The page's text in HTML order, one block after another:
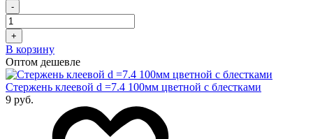
-
+
В корзину
Оптом дешевле
Стержень клеевой d =7.4 100мм цветной с блестками
9 руб.